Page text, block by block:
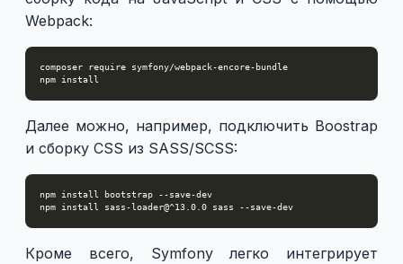
Webpack:
Далее можно, например, подключить Boostrap
и сборку CSS из SASS/SCSS:
Кроме всего, Symfony легко интегрирует